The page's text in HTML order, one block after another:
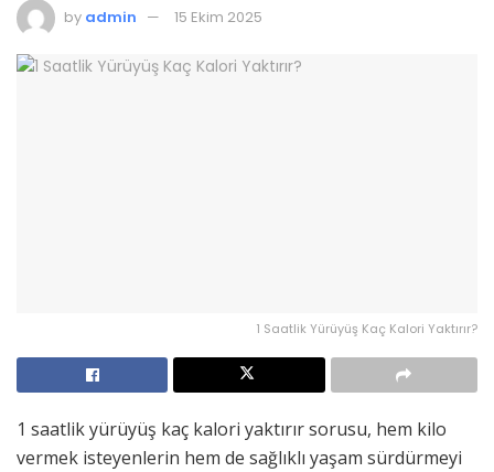
by admin 15 Ekim 2025
1 Saatlik Yürüyüş Kaç Kalori Yaktırır?
1 saatlik yürüyüş kaç kalori yaktırır sorusu, hem kilo
vermek isteyenlerin hem de sağlıklı yaşam sürdürmeyi